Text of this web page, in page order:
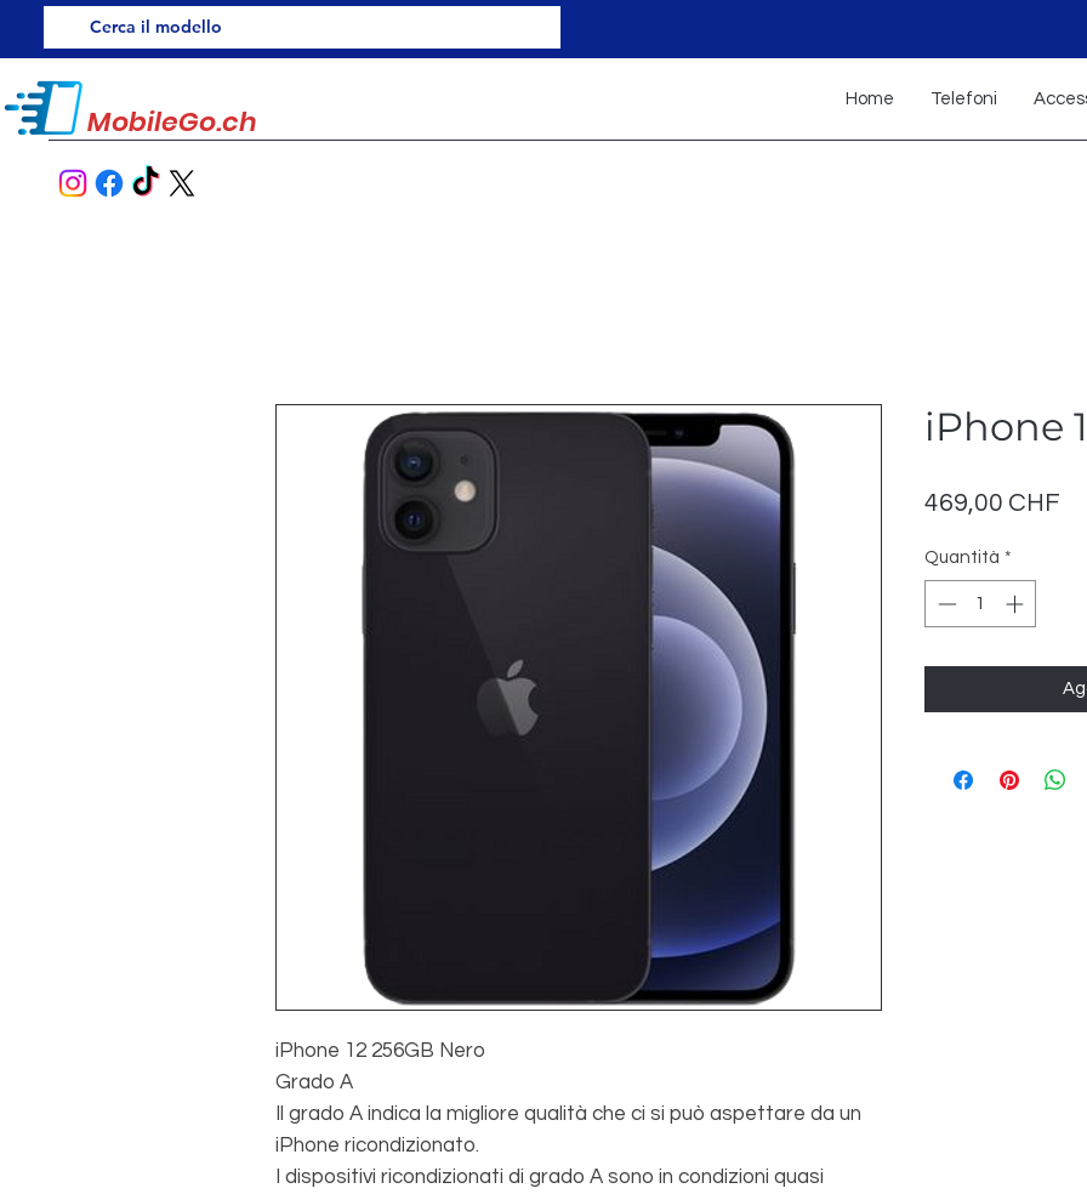
MobileGo.ch
Home Telefoni
iPhone 12 256GB Nero
Grado A
Il grado A indica la migliore qualità che ci si può aspettare da un
iPhone ricondizionato.
I dispositivi ricondizionati di grado A sono in condizioni quasi
iPhone
469,00 CHF
Quantità *